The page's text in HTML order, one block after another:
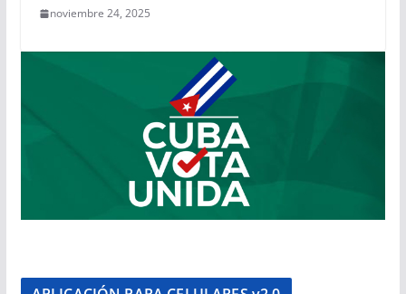
noviembre 24, 2025